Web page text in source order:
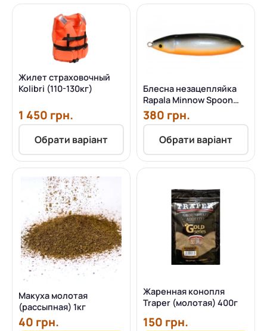
Жилет страховочный
Kolibri (110-130кг)
1 450 грн.
Обрати варіант
Блесна незацепляйка
Rapala Minnow Spoon
(8см 22г)
380 грн.
Обрати варіант
Макуха молотая
(рассыпная) 1кг
40 грн.
Жаренная конопля
Traper (молотая) 400г
150 грн.